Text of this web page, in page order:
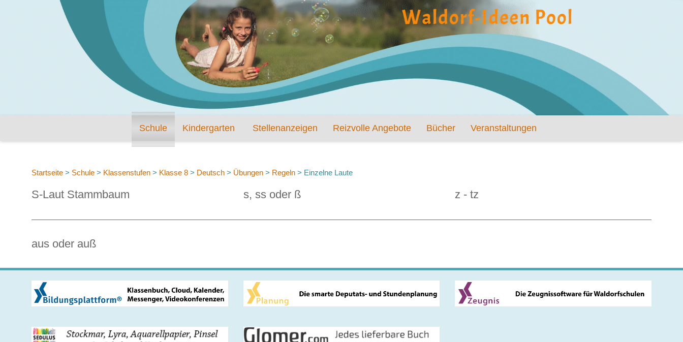
Schule Kindergarten Stellenanzeigen Reizvolle Angebote Bücher Veranstaltungen
Startseite > Schule > Klassenstufen > Klasse 8 > Deutsch > Übungen > Regeln > Einzelne Laute
S-Laut Stammbaum s, ss oder ß z - tz
aus oder auß